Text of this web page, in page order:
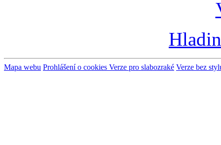
Mapa webu Prohlášení o cookies Verze pro slabozraké Verze bez